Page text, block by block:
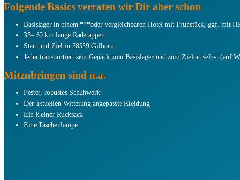
Folgende Basics verraten wir Dir aber schon
Basislager in einem ***oder vergleichbaren Hotel mit Frühstück, ggf. mit
35– 60 km lange Radetappen
Start und Ziel in 38559 Gifhorn
Jeder transportiert sein Gepäck zum Basislager und zum Zielort selbst (auf
Mitzubringen sind u.a.
Festes, robustes Schuhwerk
Der aktuellen Witterung angepasste Kleidung
Ein kleiner Rucksack
Eine Taschenlampe